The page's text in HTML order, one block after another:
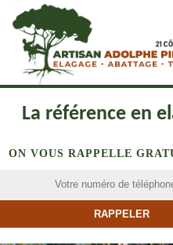
La référence en
ON VOUS RAPPELLE